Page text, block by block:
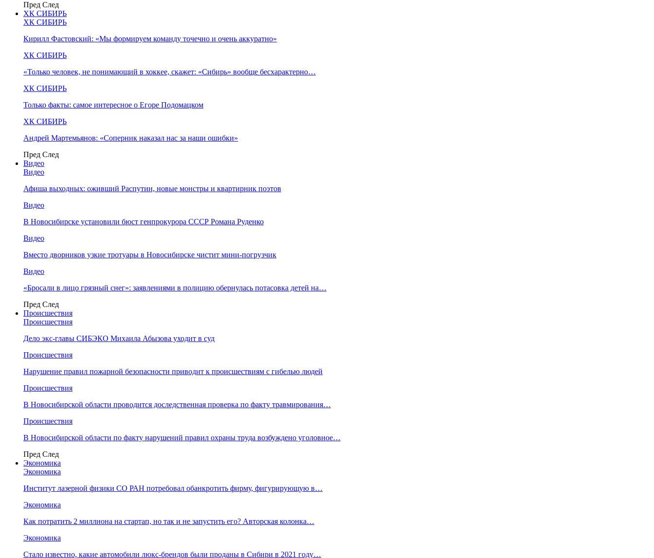
Пред След
ХК СИБИРЬ
ХК СИБИРЬ
Кирилл Фастовский: «Мы формируем команду точечно и очень аккуратно»
ХК СИБИРЬ
«Только человек, не понимающий в хоккее, скажет: «Сибирь» вообще бесхарактерно…
ХК СИБИРЬ
Только факты: самое интересное о Егоре Подомацком
ХК СИБИРЬ
Андрей Мартемьянов: «Соперник наказал нас за наши ошибки»
Пред След
Видео
Видео
Афиша выходных: оживший Распутин, новые монстры и квартирник поэтов
Видео
В Новосибирске установили бюст генпрокурора СССР Романа Руденко
Видео
Вместо дворников узкие тротуары в Новосибирске чистит мини-погрузчик
Видео
«Бросали в лицо грязный снег»: заявлениями в полицию обернулась потасовка детей на…
Пред След
Происшествия
Происшествия
Дело экс-главы СИБЭКО Михаила Абызова уходит в суд
Происшествия
Нарушение правил пожарной безопасности приводит к происшествиям с гибелью людей
Происшествия
В Новосибирской области проводится доследственная проверка по факту травмирования…
Происшествия
В Новосибирской области по факту нарушений правил охраны труда возбуждено уголовное…
Пред След
Экономика
Экономика
Институт лазерной физики СО РАН потребовал обанкротить фирму, фигурирующую в…
Экономика
Как потратить 2 миллиона на стартап, но так и не запустить его? Авторская колонка…
Экономика
Стало известно, какие автомобили люкс-брендов были проданы в Сибири в 2021 году…